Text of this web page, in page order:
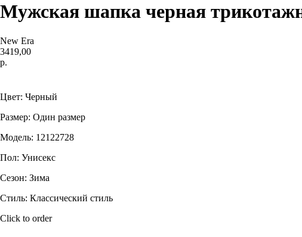
Мужская шапка черная
New Era
3419,00
р.
Цвет: Черный
Размер: Один размер
Модель: 12122728
Пол: Унисекс
Сезон: Зима
Стиль: Классический стиль
Click to order